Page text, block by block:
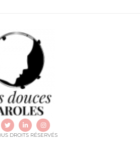
DROITS RÉSERVÉS